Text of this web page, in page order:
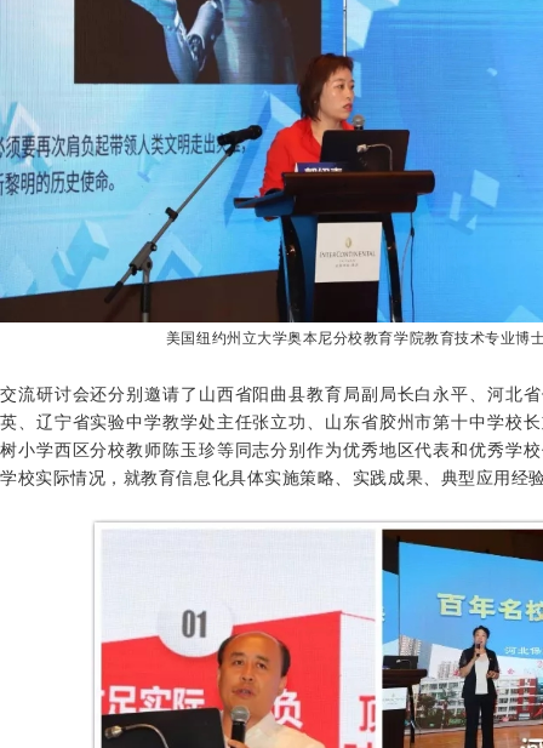
美国纽约州立大学奥本尼分校教育学院教育技术专业博
交流研讨会还分别邀请了山西省阳曲县教育局副局长白永平、河北
英、辽宁省实验中学教学处主任张立功、山东省胶州市第十中学校
树小学西区分校教师陈玉珍等同志分别作为优秀地区代表和优秀学
学校实际情况，就教育信息化具体实施策略、实践成果、典型应用经